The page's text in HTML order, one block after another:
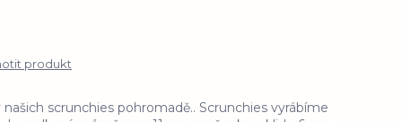
produkt
scrunchies pohromadě.. Scrunchies vyrábíme